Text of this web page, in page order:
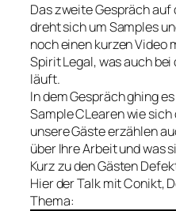
Das zweite Gespräch
dreht sich um Samples
noch einen kurzen Video
Spirit Legal, was auch
läuft.
In dem Gespräch ghing
Sample CLearen wie
unsere Gäste erzählen
über Ihre Arbeit und was
Kurz zu den Gästen
Hier der Talk mit Conikt,
Thema: